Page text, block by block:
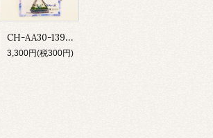
CH-AA30-139 鉱物の庭 ネックレス
3,300円(税300円)